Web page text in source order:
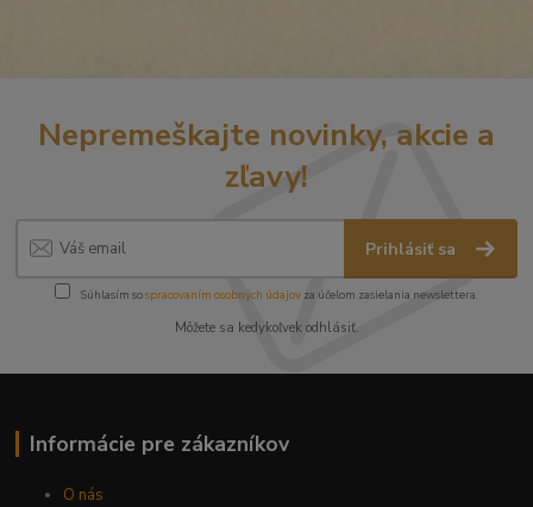
Nepremeškajte novinky, akcie a
zľavy!
Prihlásiť sa
Súhlasím sospracovaním osobných údajov za účelom zasielania newslettera.
Môžete sa kedykoľvek odhlásiť.
Informácie pre zákazníkov
O nás